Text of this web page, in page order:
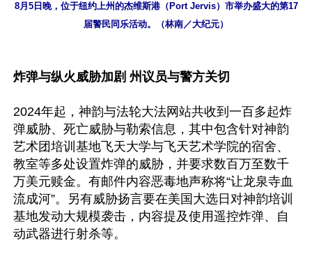
8月5日晚，位于纽约上州的杰维斯港（Port Jervis）市举办盛大的第17
届警民同乐活动。（林南／大纪元）
炸弹与纵火威胁加剧 州议员与警方关切
2024年起，神韵与法轮大法网站共收到一百多起炸
弹威胁、死亡威胁与勒索信息，其中包含针对神韵
艺术团培训基地飞天大学与飞天艺术学院的宿舍、
教室等多处设置炸弹的威胁，并要求数百万至数千
万美元赎金。有邮件内容恶毒地声称将“让龙泉寺血
流成河”。另有威胁扬言要在美国大选日对神韵培训
基地发动大规模袭击，内容提及使用遥控炸弹、自
动武器进行射杀等。